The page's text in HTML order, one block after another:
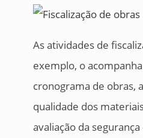
As atividades de
exemplo, o
cronograma de obras,
qualidade dos
avaliação da